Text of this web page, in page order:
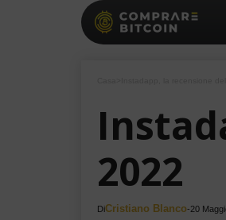
2022
DiCristiano Blanco-20